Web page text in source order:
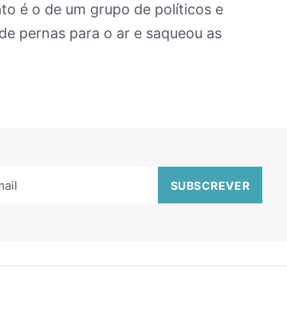
é o de um grupo de políticos e
pernas para o ar e saqueou as